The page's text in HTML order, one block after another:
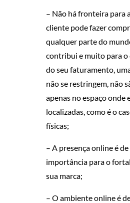
A
B
R
I
R
U
M
A
– Não há fronteira para
cliente pode fazer
qualquer parte do
contribui e muito para o
do seu faturamento,
não se restringem, não
apenas no espaço onde
localizadas, como é o
físicas;
– A presença online é
importância para o
sua marca;
– O ambiente online é